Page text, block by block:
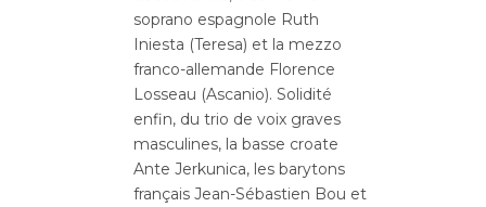
soprano espagnole Ruth
Iniesta (Teresa) et la mezzo
franco-allemande Florence
Losseau (Ascanio). Solidité
enfin, du trio de voix graves
masculines, la basse croate
Ante Jerkunica, les barytons
français Jean-Sébastien Bou et